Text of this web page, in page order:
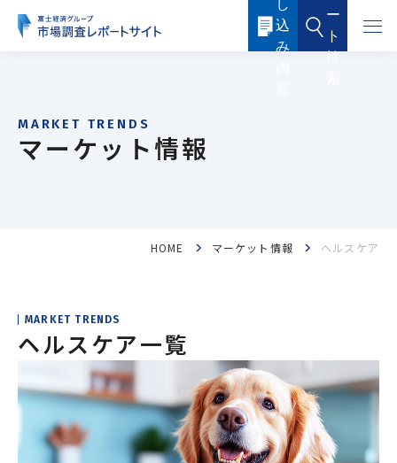
し
込
み
ー
ト
検
フード・フードサービス ヘルスケア
産業機器・制御機器
ICTソリューション・サービス ケミカル・マテリアル
エネルギー 環境・社会・インフラ
建築・住宅 自動車・輸送
マーケット情報
HOME マーケット情報 ヘルスケア
MARKET TRENDS
ヘルスケア一覧